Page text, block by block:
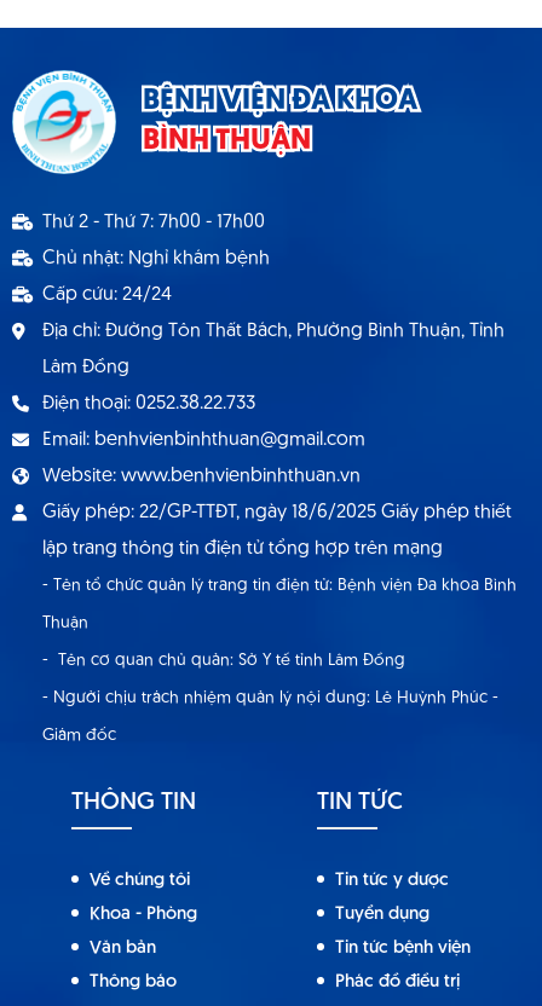
Thông báo cơ sở khám chữa bệnh đáp ứng yêu
cầu là cơ sở hướng dẫn thực hành
BỆNH VIỆN ĐA KHOA
BÌNH THUẬN
Thứ 2 - Thứ 7: 7h00 - 17h00
Chủ nhật: Nghỉ khám bệnh
Cấp cứu: 24/24
Địa chỉ: Đường Tôn Thất Bách, Phường Bình Thuận, Tỉnh
Lâm Đồng
Điện thoại: 0252.38.22.733
Email: benhvienbinhthuan@gmail.com
Website: www.benhvienbinhthuan.vn
Giấy phép: 22/GP-TTĐT, ngày 18/6/2025 Giấy phép thiết
lập trang thông tin điện tử tổng hợp trên mạng
- Tên tổ chức quản lý trang tin điện tử: Bệnh viện Đa khoa Bình
Thuận
- Tên cơ quan chủ quản: Sở Y tế tỉnh Lâm Đồng
- Người chịu trách nhiệm quản lý nội dung: Lê Huỳnh Phúc -
Giám đốc
THÔNG TIN
Về chúng tôi
Khoa - Phòng
Văn bản
Thông báo
TIN TỨC
Tin tức y dược
Tuyển dụng
Tin tức bệnh viện
Phác đồ điều trị